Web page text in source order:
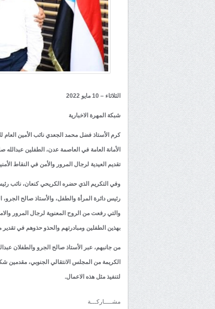
الثلاثاء – 10 مايو 2022
شبكة المهرة الاخبارية
كرم الأستاذ فضل محمد الجعدي نائب الأمين العام
تقديم العيدية لرجال المرور والأمن في النقاط
وفي التكريم الذي حضره الكريحي كنعان، نائب
رئيس دائرة المرأة والطفل، والأستاذ صالح الجرو،
والتي رفعت من الروح المعنوية لرجال المرور
بهذين الطفلين ومبادرتهم والحذو حذوهم في
من جانبهم، عبر الأستاذ صالح الجرو والطفلان
الكريمة من المجلس الانتقالي الجنوبي، مقدمين
لتنفيذ مثل هذه الاعمال.
مشــــاركـــة